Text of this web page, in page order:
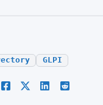
GLPI